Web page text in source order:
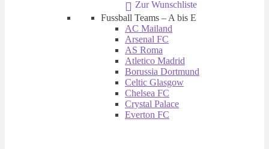
€ 5,95
Zur Wunschliste
Fussball Teams – A bis E
AC Mailand
Arsenal FC
AS Roma
Atletico Madrid
Borussia Dortmund
Celtic Glasgow
Chelsea FC
Crystal Palace
Everton FC